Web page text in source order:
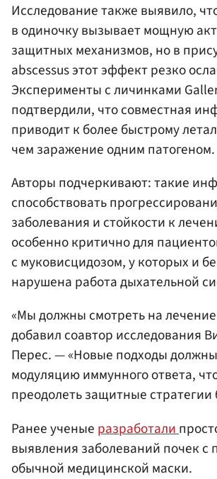
Исследование также выявило,
в одиночку вызывает мощную
защитных механизмов, но в
abscessus этот эффект резко
Эксперименты с личинками
подтвердили, что совместная
приводит к более быстрому
чем заражение одним патогеном.
Авторы подчеркивают: такие
способствовать
заболевания и стойкости к
особенно критично для
с муковисцидозом, у которых и
нарушена работа дыхательной
«Мы должны смотреть на
добавил соавтор исследования
Перес. — «Новые подходы
модуляцию иммунного ответа,
преодолеть защитные стратегии
Ранее ученые разработали
выявления заболеваний почек
обычной медицинской маски.